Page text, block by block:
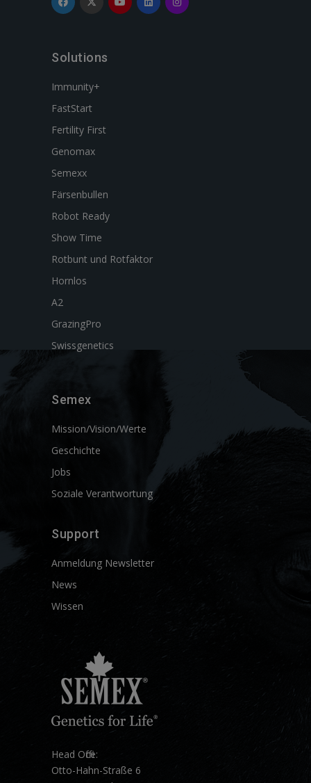
Solutions
Immunity+
FastStart
Fertility First
Genomax
Semexx
Färsenbullen
Robot Ready
Show Time
Rotbunt und Rotfaktor
Hornlos
A2
GrazingPro
Swissgenetics
Semex
Mission/Vision/Werte
Geschichte
Jobs
Soziale Verantwortung
Support
Anmeldung Newsletter
News
Wissen
Head Office:
Otto-Hahn-Straße 6